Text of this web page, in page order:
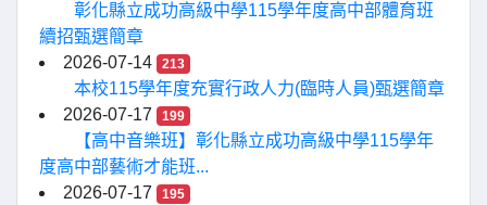
彰化縣立成功高級中學115學年度高中部體育班
續招甄選簡章
2026-07-14
213
本校115學年度充實行政人力(臨時人員)甄選簡章
2026-07-17
199
【高中音樂班】彰化縣立成功高級中學115學年
度高中部藝術才能班...
2026-07-17
195